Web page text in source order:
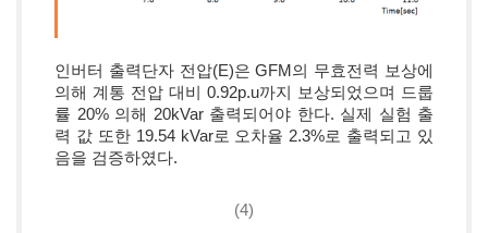
인버터 출력단자 전압(E)은 GFM의 무효전력 보상에
의해 계통 전압 대비 0.92p.u까지 보상되었으며 드룹
률 20% 의해 20kVar 출력되어야 한다. 실제 실험 출
력 값 또한 19.54 kVar로 오차율 2.3%로 출력되고 있
음을 검증하였다.
(4)